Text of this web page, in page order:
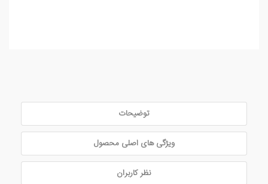
توضیحات
ویژگی های اصلی محصول
نظر کاربران